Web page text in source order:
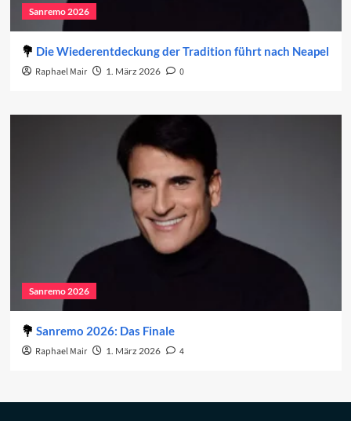
Sanremo 2026
Die Wiederentdeckung der Tradition führt nach Neapel
Raphael Mair 1. März 2026 0
Sanremo 2026
Sanremo 2026: Das Finale
Raphael Mair 1. März 2026 4